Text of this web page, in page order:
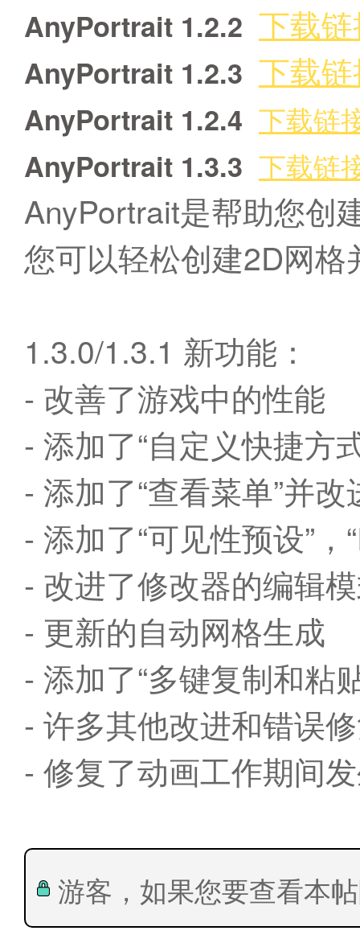
AnyPortrait 1.2.2 下载
AnyPortrait 1.2.3 下载
AnyPortrait 1.2.4 下载链
AnyPortrait 1.3.3 下载链
AnyPortrait是帮助您创
您可以轻松创建2D网
1.3.0/1.3.1 新功能：
- 改善了游戏中的性能
- 添加了“自定义快捷方
- 添加了“查看菜单”并
- 添加了“可见性预设”，
- 改进了修改器的编辑
- 更新的自动网格生成
- 添加了“多键复制和粘
- 许多其他改进和错误
- 修复了动画工作期间
游客，如果您要查看本